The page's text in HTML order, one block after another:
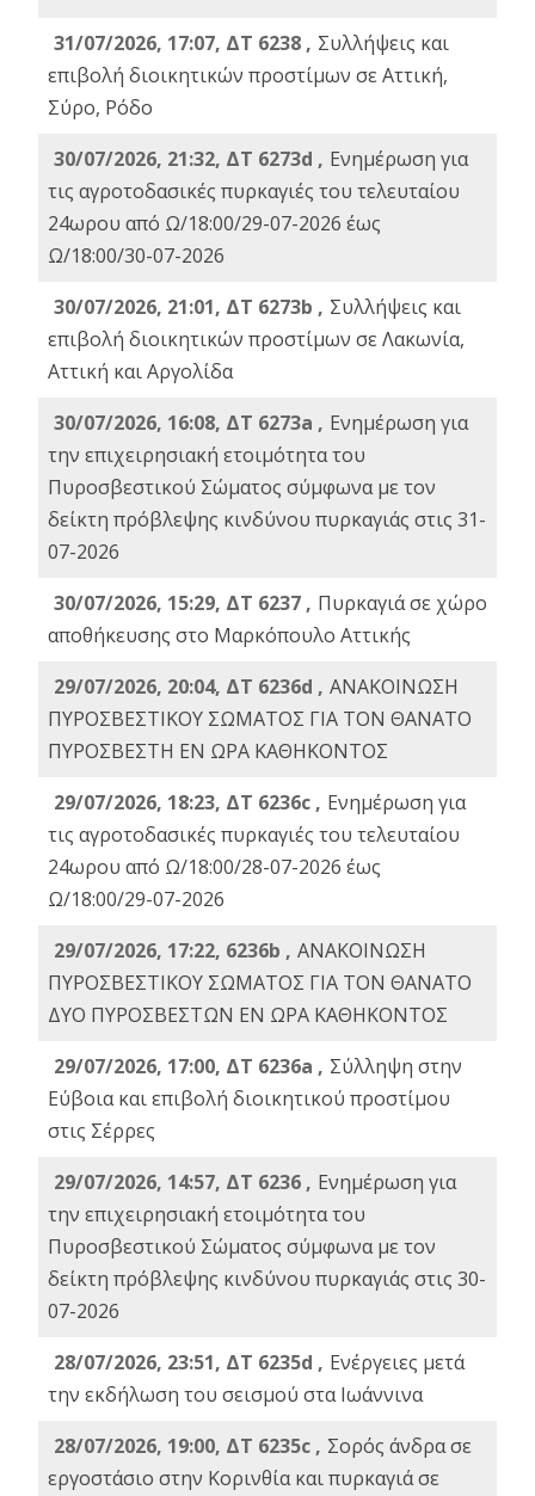
31/07/2026, 17:07, ΔΤ 6238 , Συλλήψεις και
επιβολή διοικητικών προστίμων σε Αττική,
Σύρο, Ρόδο
30/07/2026, 21:32, ΔΤ 6273d , Ενημέρωση για
τις αγροτοδασικές πυρκαγιές του τελευταίου
24ωρου από Ω/18:00/29-07-2026 έως
Ω/18:00/30-07-2026
30/07/2026, 21:01, ΔΤ 6273b , Συλλήψεις και
επιβολή διοικητικών προστίμων σε Λακωνία,
Αττική και Αργολίδα
30/07/2026, 16:08, ΔΤ 6273a , Ενημέρωση για
την επιχειρησιακή ετοιμότητα του
Πυροσβεστικού Σώματος σύμφωνα με τον
δείκτη πρόβλεψης κινδύνου πυρκαγιάς στις 31-
07-2026
30/07/2026, 15:29, ΔΤ 6237 , Πυρκαγιά σε χώρο
αποθήκευσης στο Μαρκόπουλο Αττικής
29/07/2026, 20:04, ΔΤ 6236d , ΑΝΑΚΟΙΝΩΣΗ
ΠΥΡΟΣΒΕΣΤΙΚΟΥ ΣΩΜΑΤΟΣ ΓΙΑ ΤΟΝ ΘΑΝΑΤΟ
ΠΥΡΟΣΒΕΣΤΗ ΕΝ ΩΡΑ ΚΑΘΗΚΟΝΤΟΣ
29/07/2026, 18:23, ΔΤ 6236c , Ενημέρωση για
τις αγροτοδασικές πυρκαγιές του τελευταίου
24ωρου από Ω/18:00/28-07-2026 έως
Ω/18:00/29-07-2026
29/07/2026, 17:22, 6236b , ΑΝΑΚΟΙΝΩΣΗ
ΠΥΡΟΣΒΕΣΤΙΚΟΥ ΣΩΜΑΤΟΣ ΓΙΑ ΤΟΝ ΘΑΝΑΤΟ
ΔΥΟ ΠΥΡΟΣΒΕΣΤΩΝ ΕΝ ΩΡΑ ΚΑΘΗΚΟΝΤΟΣ
29/07/2026, 17:00, ΔΤ 6236a , Σύλληψη στην
Εύβοια και επιβολή διοικητικού προστίμου
στις Σέρρες
29/07/2026, 14:57, ΔΤ 6236 , Ενημέρωση για
την επιχειρησιακή ετοιμότητα του
Πυροσβεστικού Σώματος σύμφωνα με τον
δείκτη πρόβλεψης κινδύνου πυρκαγιάς στις 30-
07-2026
28/07/2026, 23:51, ΔΤ 6235d , Ενέργειες μετά
την εκδήλωση του σεισμού στα Ιωάννινα
28/07/2026, 19:00, ΔΤ 6235c , Σορός άνδρα σε
εργοστάσιο στην Κορινθία και πυρκαγιά σε